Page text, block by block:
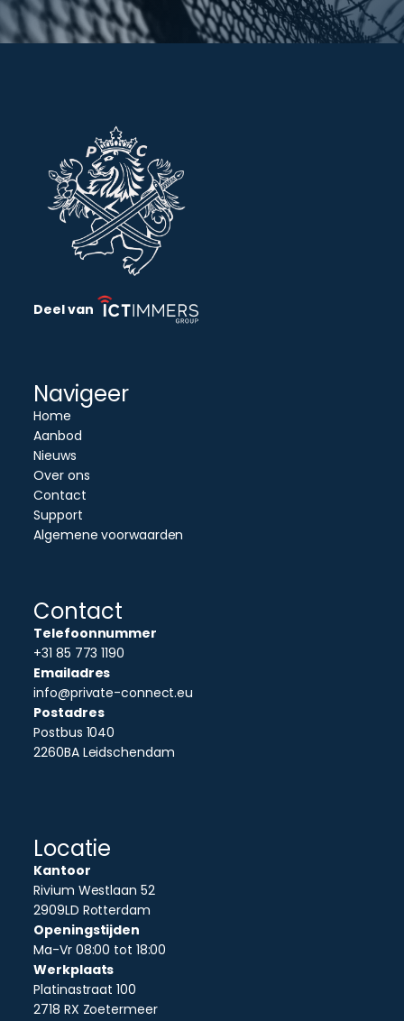
Deel van
Navigeer
Home
Aanbod
Nieuws
Over ons
Contact
Support
Algemene voorwaarden
Contact
Telefoonnummer
+31 85 773 1190
Emailadres
info@private-connect.eu
Postadres
Postbus 1040
2260BA Leidschendam
Locatie
Kantoor
Rivium Westlaan 52
2909LD Rotterdam
Openingstijden
Ma-Vr 08:00 tot 18:00
Werkplaats
Platinastraat 100
2718 RX Zoetermeer